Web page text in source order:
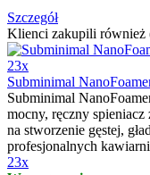
Szczegół
Klienci zakupili również
23x
Subminimal
Subminimal
mocny, ręczny
na stworzenie gęstej,
profesjonalnych
23x